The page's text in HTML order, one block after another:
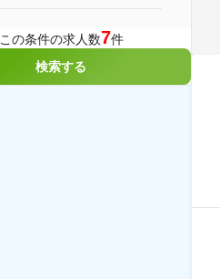
この条件の求人数7件
検索する